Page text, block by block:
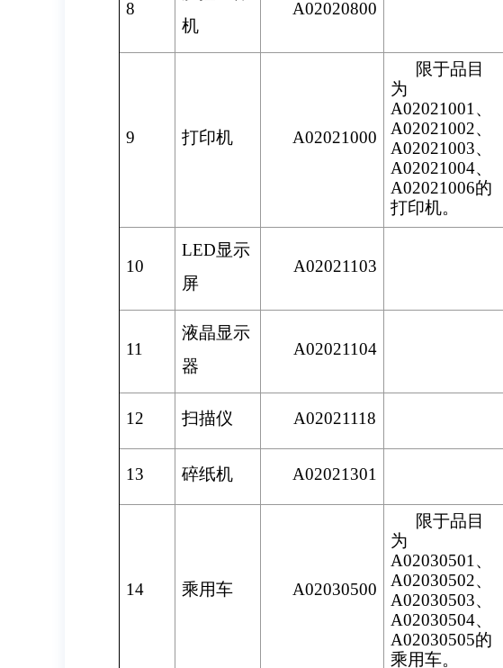
8
机
A02020800
9 打印机 A02021000
限于品目
为
A02021001、
A02021002、
A02021003、
A02021004、
A02021006的
打印机。
10
LED显示
屏
A02021103
11
液晶显示
器
A02021104
12 扫描仪 A02021118
13 碎纸机 A02021301
14 乘用车 A02030500
限于品目
为
A02030501、
A02030502、
A02030503、
A02030504、
A02030505的
乘用车。